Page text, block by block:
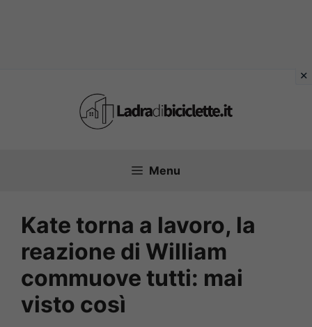
Menu
Kate torna a lavoro, la
reazione di William
commuove tutti: mai
visto così